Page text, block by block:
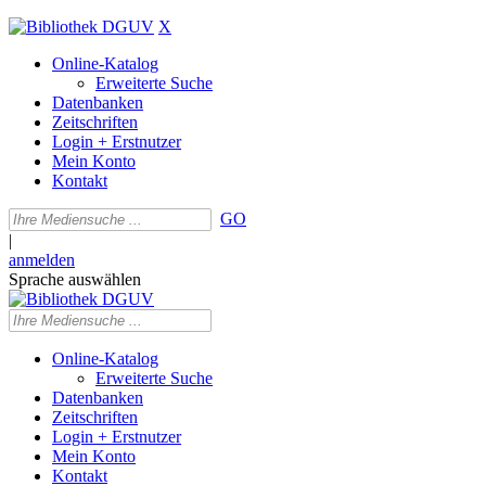
X
Online-Katalog
Erweiterte Suche
Datenbanken
Zeitschriften
Login + Erstnutzer
Mein Konto
Kontakt
GO
|
anmelden
Sprache auswählen
Online-Katalog
Erweiterte Suche
Datenbanken
Zeitschriften
Login + Erstnutzer
Mein Konto
Kontakt